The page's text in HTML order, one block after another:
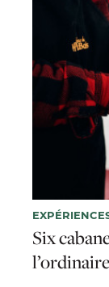
Six
l’ordinaire